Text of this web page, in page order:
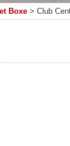
Boxe > Club